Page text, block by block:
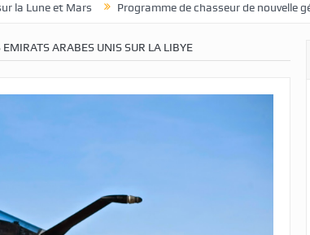
Programme de chasseur de nouvelle génération pour le
ARABES UNIS SUR LA LIBYE